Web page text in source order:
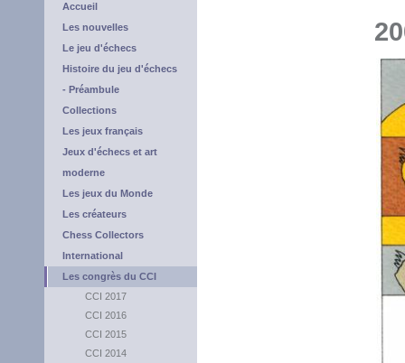
Accueil
Les nouvelles
Le jeu d'échecs
Histoire du jeu d'échecs
- Préambule
Collections
Les jeux français
Jeux d'échecs et art
moderne
Les jeux du Monde
Les créateurs
Chess Collectors
International
Les congrès du CCI
CCI 2017
CCI 2016
CCI 2015
CCI 2014